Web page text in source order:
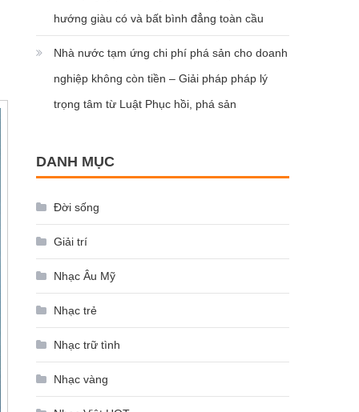
hướng giàu có và bất bình đẳng toàn cầu
Nhà nước tạm ứng chi phí phá sản cho doanh
nghiệp không còn tiền – Giải pháp pháp lý
trọng tâm từ Luật Phục hồi, phá sản
DANH MỤC
Đời sống
Giải trí
Nhạc Âu Mỹ
Nhạc trẻ
Nhạc trữ tình
Nhạc vàng